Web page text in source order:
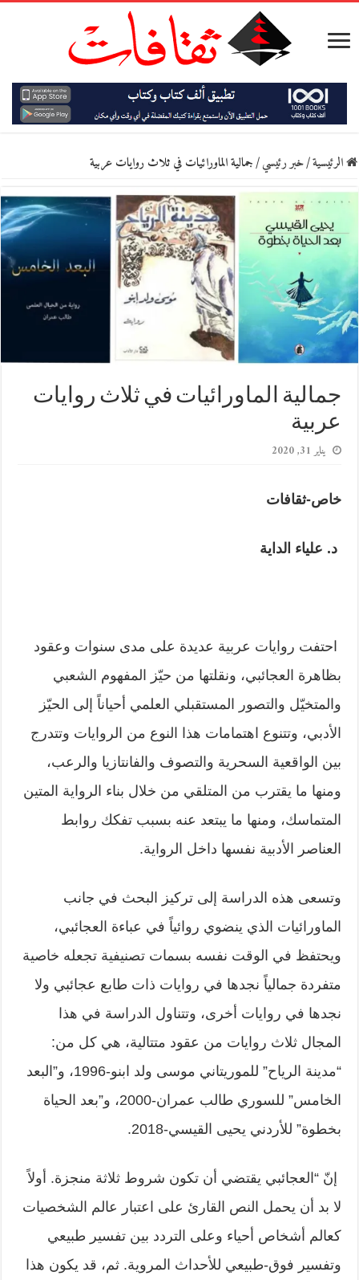
الرئيسية/خبر رئيسي/جمالية الماورائيات في ثلاث روايات عربية
جمالية الماورائيات في ثلاث روايات
عربية
يناير 31, 2020
خاص-ثقافات
د. علياء الداية
احتفت روايات عربية عديدة على مدى سنوات وعقود
بظاهرة العجائبي، ونقلتها من حيّز المفهوم الشعبي
والمتخيّل والتصور المستقبلي العلمي أحياناً إلى الحيّز
الأدبي، وتتنوع اهتمامات هذا النوع من الروايات وتتدرج
بين الواقعية السحرية والتصوف والفانتازيا والرعب،
ومنها ما يقترب من المتلقي من خلال بناء الرواية المتين
المتماسك، ومنها ما يبتعد عنه بسبب تفكك روابط
العناصر الأدبية نفسها داخل الرواية.
وتسعى هذه الدراسة إلى تركيز البحث في جانب
الماورائيات الذي ينضوي روائياً في عباءة العجائبي،
ويحتفظ في الوقت نفسه بسمات تصنيفية تجعله خاصية
متفردة جمالياً نجدها في روايات ذات طابع عجائبي ولا
نجدها في روايات أخرى، وتتناول الدراسة في هذا
المجال ثلاث روايات من عقود متتالية، هي كل من:
“مدينة الرياح” للموريتاني موسى ولد ابنو-1996، و”البعد
الخامس” للسوري طالب عمران-2000، و”بعد الحياة
بخطوة” للأردني يحيى القيسي-2018.
إنّ “العجائبي يقتضي أن تكون شروط ثلاثة منجزة. أولاً
لا بد أن يحمل النص القارئ على اعتبار عالم الشخصيات
كعالم أشخاص أحياء وعلى التردد بين تفسير طبيعي
وتفسير فوق-طبيعي للأحداث المروية. ثم، قد يكون هذا